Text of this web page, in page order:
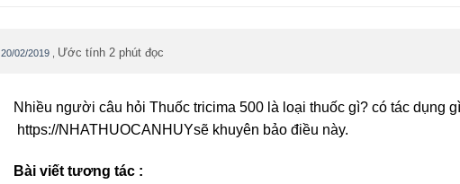
20/02/2019 Ước tính 2 phút đọc
Nhiều người câu hỏi Thuốc tricima 500 là loại thuốc gì? có tác dụng
https://NHATHUOCANHUYsẽ khuyên bảo điều này.
Bài viết tương tác :